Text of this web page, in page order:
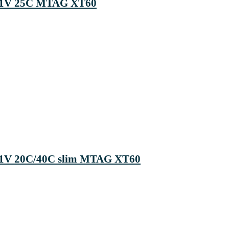
25C MTAG XT60
20C/40C slim MTAG XT60